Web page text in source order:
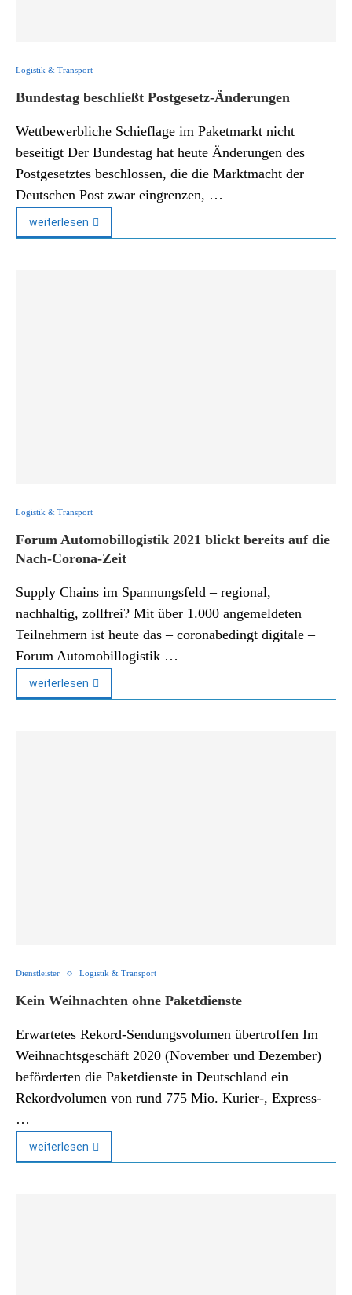
Logistik & Transport
Bundestag beschließt Postgesetz-Änderungen
Wettbewerbliche Schieflage im Paketmarkt nicht
beseitigt Der Bundestag hat heute Änderungen des
Postgesetztes beschlossen, die die Marktmacht der
Deutschen Post zwar eingrenzen, …
weiterlesen
Logistik & Transport
Forum Automobillogistik 2021 blickt bereits auf die
Nach-Corona-Zeit
Supply Chains im Spannungsfeld – regional,
nachhaltig, zollfrei? Mit über 1.000 angemeldeten
Teilnehmern ist heute das – coronabedingt digitale –
Forum Automobillogistik …
weiterlesen
Dienstleister Logistik & Transport
Kein Weihnachten ohne Paketdienste
Erwartetes Rekord-Sendungsvolumen übertroffen Im
Weihnachtsgeschäft 2020 (November und Dezember)
beförderten die Paketdienste in Deutschland ein
Rekordvolumen von rund 775 Mio. Kurier-, Express-
…
weiterlesen